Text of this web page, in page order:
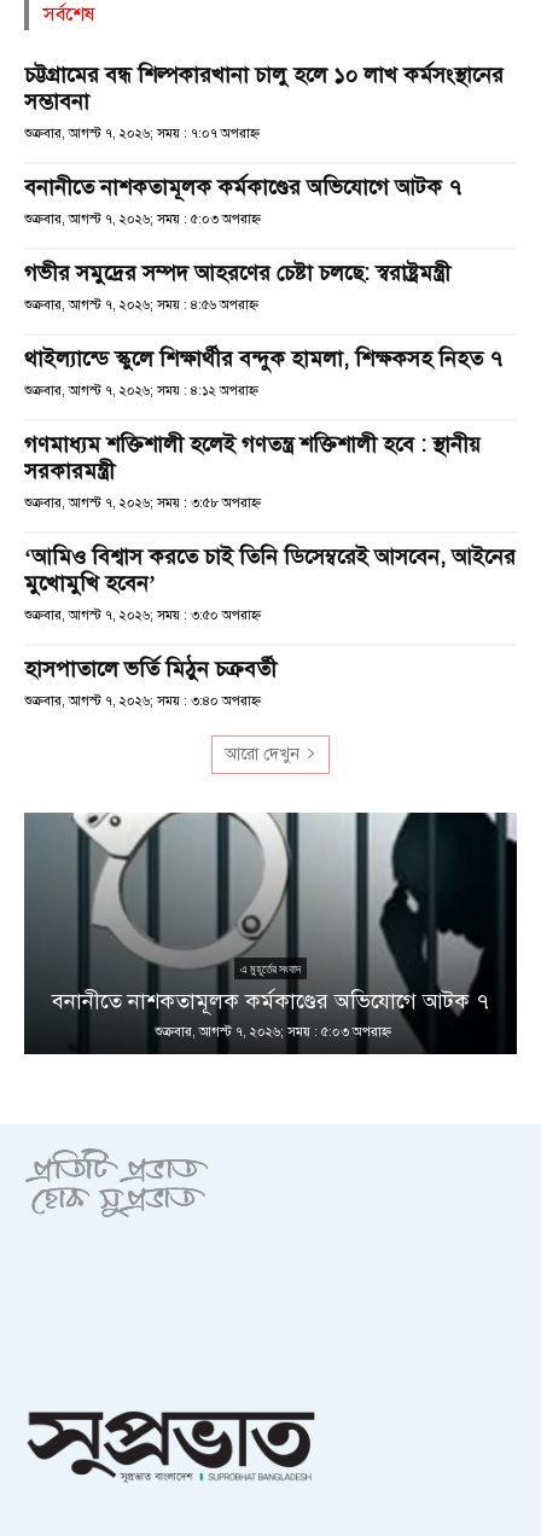
সর্বশেষ
চট্টগ্রামের বন্ধ শিল্পকারখানা চালু হলে ১০ লাখ কর্মসংস্থানের
সম্ভাবনা
শুক্রবার, আগস্ট ৭, ২০২৬; সময় : ৭:০৭ অপরাহ্ণ
বনানীতে নাশকতামূলক কর্মকাণ্ডের অভিযোগে আটক ৭
শুক্রবার, আগস্ট ৭, ২০২৬; সময় : ৫:০৩ অপরাহ্ণ
গভীর সমুদ্রের সম্পদ আহরণের চেষ্টা চলছে: স্বরাষ্ট্রমন্ত্রী
শুক্রবার, আগস্ট ৭, ২০২৬; সময় : ৪:৫৬ অপরাহ্ণ
থাইল্যান্ডে স্কুলে শিক্ষার্থীর বন্দুক হামলা, শিক্ষকসহ নিহত ৭
শুক্রবার, আগস্ট ৭, ২০২৬; সময় : ৪:১২ অপরাহ্ণ
গণমাধ্যম শক্তিশালী হলেই গণতন্ত্র শক্তিশালী হবে : স্থানীয়
সরকারমন্ত্রী
শুক্রবার, আগস্ট ৭, ২০২৬; সময় : ৩:৫৮ অপরাহ্ণ
‘আমিও বিশ্বাস করতে চাই তিনি ডিসেম্বরেই আসবেন, আইনের
মুখোমুখি হবেন’
শুক্রবার, আগস্ট ৭, ২০২৬; সময় : ৩:৫০ অপরাহ্ণ
হাসপাতালে ভর্তি মিঠুন চক্রবর্তী
শুক্রবার, আগস্ট ৭, ২০২৬; সময় : ৩:৪০ অপরাহ্ণ
আরো দেখুন
এ মুহূর্তের সংবাদ
বনানীতে নাশকতামূলক কর্মকাণ্ডের অভিযোগে আটক ৭
শুক্রবার, আগস্ট ৭, ২০২৬; সময় : ৫:০৩ অপরাহ্ণ